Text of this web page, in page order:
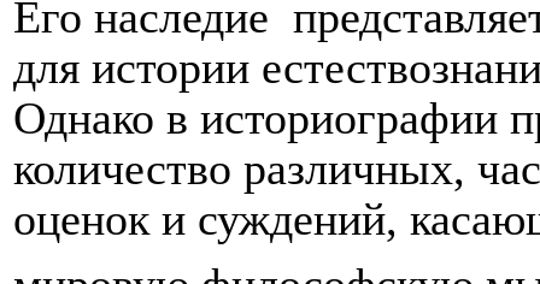
Его наследие
для истории
Однако в историографии
количество различных,
оценок и суждений,